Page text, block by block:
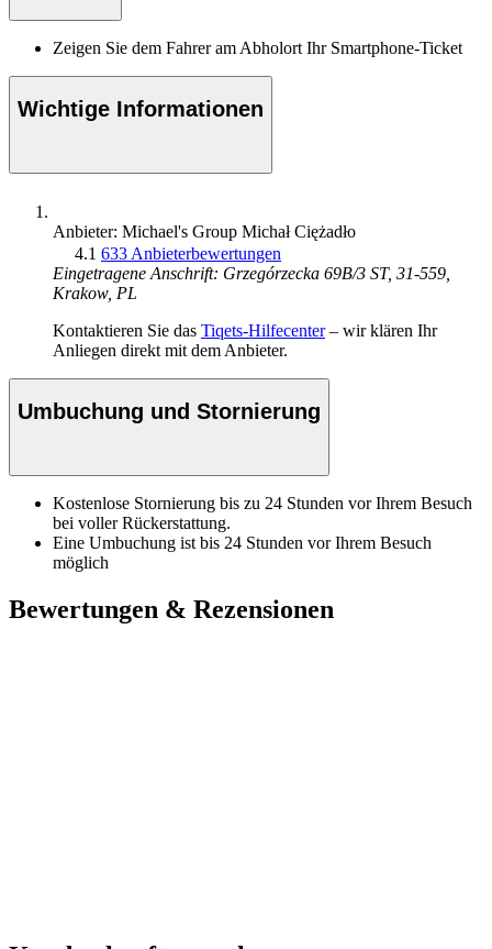
Zeigen Sie dem Fahrer am Abholort Ihr Smartphone-Ticket
Wichtige Informationen
Anbieter: Michael's Group Michał Ciężadło
4.1 633 Anbieterbewertungen
Eingetragene Anschrift: Grzegórzecka 69B/3 ST, 31-559,
Krakow, PL
Kontaktieren Sie das Tiqets-Hilfecenter– wir klären Ihr
Anliegen direkt mit dem Anbieter.
Umbuchung und Stornierung
Kostenlose Stornierung bis zu 24 Stunden vor Ihrem Besuch
bei voller Rückerstattung.
Eine Umbuchung ist bis 24 Stunden vor Ihrem Besuch
möglich
Bewertungen & Rezensionen